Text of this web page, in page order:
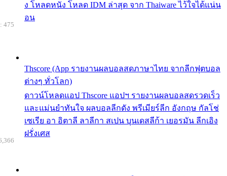
ง โหลดหนัง โหลด IDM ล่าสุด จาก Thaiware ไว้ใจได้แน่น
อน
Thscore (App รายงานผลบอลสดภาษาไทย จากลีกฟุตบอล
ต่างๆ ทั่วโลก)
ดาวน์โหลดแอป Thscore แอปฯ รายงานผลบอลสดรวดเร็ว
และแม่นยำทันใจ ผลบอลลีกดัง พรีเมียร์ลีก อังกฤษ กัลโช่
เซเรีย อา อิตาลี ลาลีกา สเปน บุนเดสลีก้า เยอรมัน ลีกเอิง
ฝรั่งเศส
475